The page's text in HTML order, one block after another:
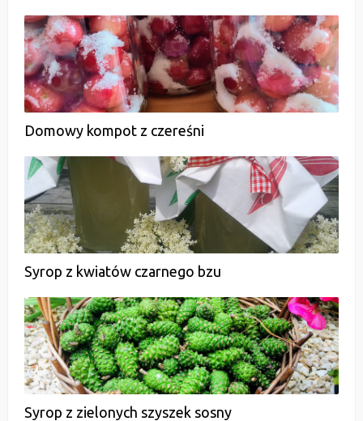
Domowy kompot z czereśni
Syrop z kwiatów czarnego bzu
Syrop z zielonych szyszek sosny